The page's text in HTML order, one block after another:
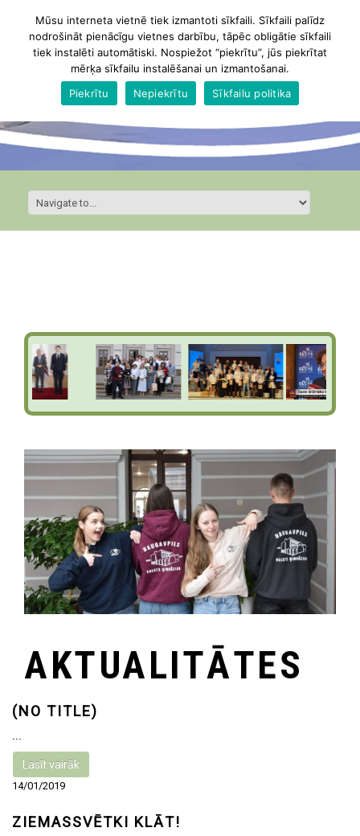
AKTUALITĀTES
(NO TITLE)
...
Lasīt vairāk
14/01/2019
ZIEMASSVĒTKI KLĀT!
Mūsu interneta vietnē tiek izmantoti sīkfaili. Sīkfaili palīdz
nodrošināt pienācīgu vietnes darbību, tāpēc obligātie sīkfaili
tiek instalēti automātiski. Nospiežot “piekrītu”, jūs piekrītat
mērķa sīkfailu instalēšanai un izmantošanai.
Piekrītu
Nepiekrītu Sīkfailu politika